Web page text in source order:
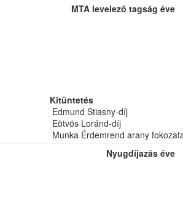
MTA levelező tagság éve
Kitüntetés
Edmund Stiasny-díj
Eötvös Loránd-díj
Munka Érdemrend arany
Nyugdíjazás éve